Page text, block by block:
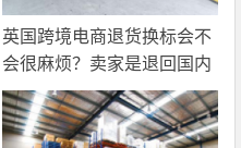
英国跨境电商退货换标会不
会很麻烦？卖家是退回国内
还是在海外直接处理？